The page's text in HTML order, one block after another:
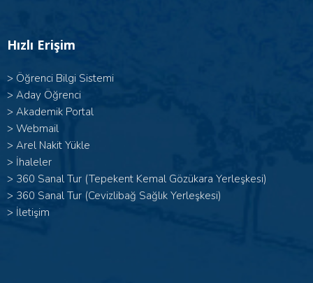
Hızlı Erişim
> Öğrenci Bilgi Sistemi
> Aday Öğrenci
> Akademik Portal
> Webmail
> Arel Nakit Yükle
> İhaleler
> 360 Sanal Tur (Tepekent Kemal Gözükara Yerleşkesi)
> 360 Sanal Tur (Cevizlibağ Sağlık Yerleşkesi)
> İletişim